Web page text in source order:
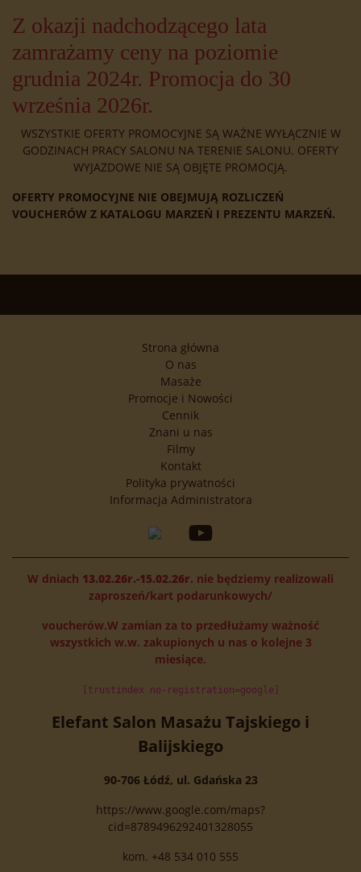
Z okazji nadchodzącego lata
zamrażamy ceny na poziomie
grudnia 2024r. Promocja do 30
września 2026r.
WSZYSTKIE OFERTY PROMOCYJNE SĄ WAŻNE WYŁĄCZNIE W
GODZINACH PRACY SALONU NA TERENIE SALONU. OFERTY
WYJAZDOWE NIE SĄ OBJĘTE PROMOCJĄ.
OFERTY PROMOCYJNE NIE OBEJMUJĄ ROZLICZEŃ
VOUCHERÓW Z KATALOGU MARZEŃ I PREZENTU MARZEŃ.
Strona główna
O nas
Masaże
Promocje i Nowości
Cennik
Znani u nas
Filmy
Kontakt
Polityka prywatności
Informacja Administratora
W dniach 13.02.26r.-15.02.26r. nie będziemy realizowali
zaproszeń/kart podarunkowych/
voucherów.W zamian za to przedłużamy ważność
wszystkich w.w. zakupionych u nas o kolejne 3
miesiące.
[trustindex no-registration=google]
Elefant Salon Masażu Tajskiego i
Balijskiego
90-706 Łódź, ul. Gdańska 23
https://www.google.com/maps?
cid=8789496292401328055
kom. +48 534 010 555